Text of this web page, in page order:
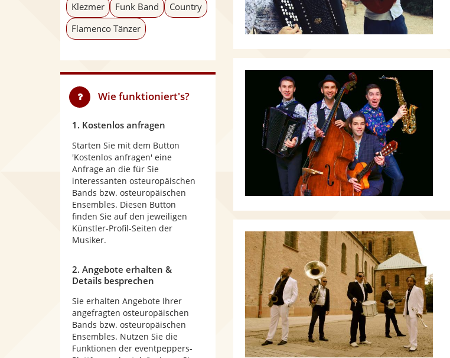
Klezmer
Funk Band
Country
Flamenco Tänzer
Wie funktioniert's?
1. Kostenlos anfragen
Starten Sie mit dem Button
'Kostenlos anfragen' eine
Anfrage an die für Sie
interessanten osteuropäischen
Bands bzw. osteuropäischen
Ensembles. Diesen Button
finden Sie auf den jeweiligen
Künstler-Profil-Seiten der
Musiker.
2. Angebote erhalten &
Details besprechen
Sie erhalten Angebote Ihrer
angefragten osteuropäischen
Bands bzw. osteuropäischen
Ensembles. Nutzen Sie die
Funktionen der eventpeppers-